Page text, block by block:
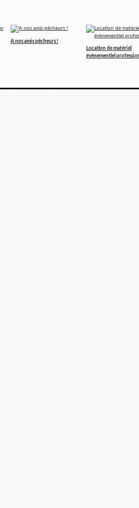
A nos amis pêcheurs !
Location de matériel
évènementiel